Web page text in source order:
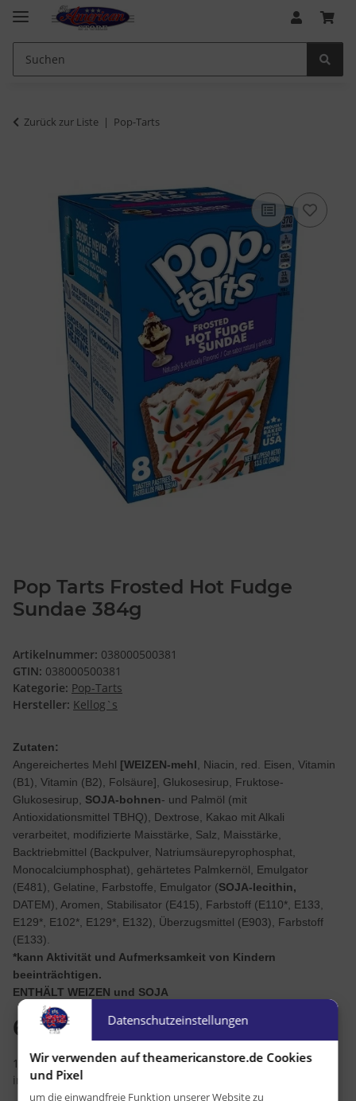
Zurück zur Liste Pop-Tarts
Pop Tarts Frosted Hot Fudge
Sundae 384g
Artikelnummer: 038000500381
GTIN: 038000500381
Kategorie: Pop-Tarts
Hersteller: Kellog`s
Zutaten:
Angereichertes Mehl [WEIZEN-mehl , Niacin, red. Eisen, Vitamin
(B1), Vitamin (B2), Folsäure], Glukosesirup, Fruktose-
Glukosesirup, SOJA-bohnen- und Palmöl (mit
Antioxidationsmittel TBHQ), Dextrose, Kakao mit Alkali
verarbeitet, modifizierte Maisstärke, Salz, Maisstärke,
Backtriebmittel (Backpulver, Natriumsäurepyrophosphat,
Monocalciumphosphat), gehärtetes Palmkernöl, Emulgator
(E481), Gelatine, Farbstoffe, Emulgator (SOJA-lecithin,
DATEM), Aromen, Stabilisator (E415), Farbstoff (E110*, E133,
E129*, E102*, E129*, E132), Überzugsmittel (E903), Farbstoff
(E133).
*kann Aktivität und Aufmerksamkeit von Kindern
beeinträchtigen.
ENTHÄLT WEIZEN und SOJA
6,99 €
18,20 € pro 1 kg
inkl. 7% USt. , zzgl.
Datenschutzeinstellungen
Wir verwenden auf theamericanstore.de Cookies
und Pixel
um die einwandfreie Funktion unserer Website zu